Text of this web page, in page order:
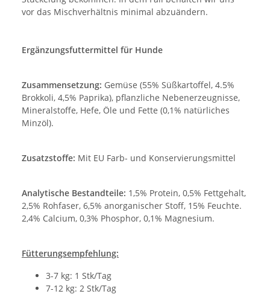
vor das Mischverhältnis minimal abzuändern.
Ergänzungsfuttermittel für Hunde
Zusammensetzung: Gemüse (55% Süßkartoffel, 4.5%
Brokkoli, 4,5% Paprika), pflanzliche Nebenerzeugnisse,
Mineralstoffe, Hefe, Öle und Fette (0,1% natürliches
Minzöl).
Zusatzstoffe: Mit EU Farb- und Konservierungsmittel
Analytische Bestandteile: 1,5% Protein, 0,5% Fettgehalt,
2,5% Rohfaser, 6,5% anorganischer Stoff, 15% Feuchte.
2,4% Calcium, 0,3% Phosphor, 0,1% Magnesium.
Fütterungsempfehlung:
3-7 kg: 1 Stk/Tag
7-12 kg: 2 Stk/Tag